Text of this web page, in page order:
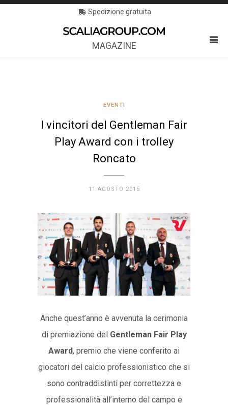
Spedizione gratuita
MAGAZINE
EVENTI
I vincitori del Gentleman Fair
Play Award con i trolley
Roncato
11 AGOSTO 2015
Anche quest’anno è avvenuta la cerimonia
di premiazione del Gentleman Fair Play
Award, premio che viene conferito ai
giocatori del calcio professionistico che si
sono contraddistinti per correttezza e
professionalità all’interno del campo e